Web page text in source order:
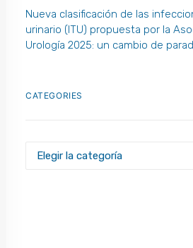
Nueva clasificación de las
urinario (ITU) propuesta por la
Urología 2025: un cambio de
CATEGORIES
Categories